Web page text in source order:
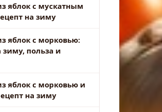
яблок с мускатным
на зиму
яблок с морковью:
зиму, польза и
яблок с морковью и
на зиму